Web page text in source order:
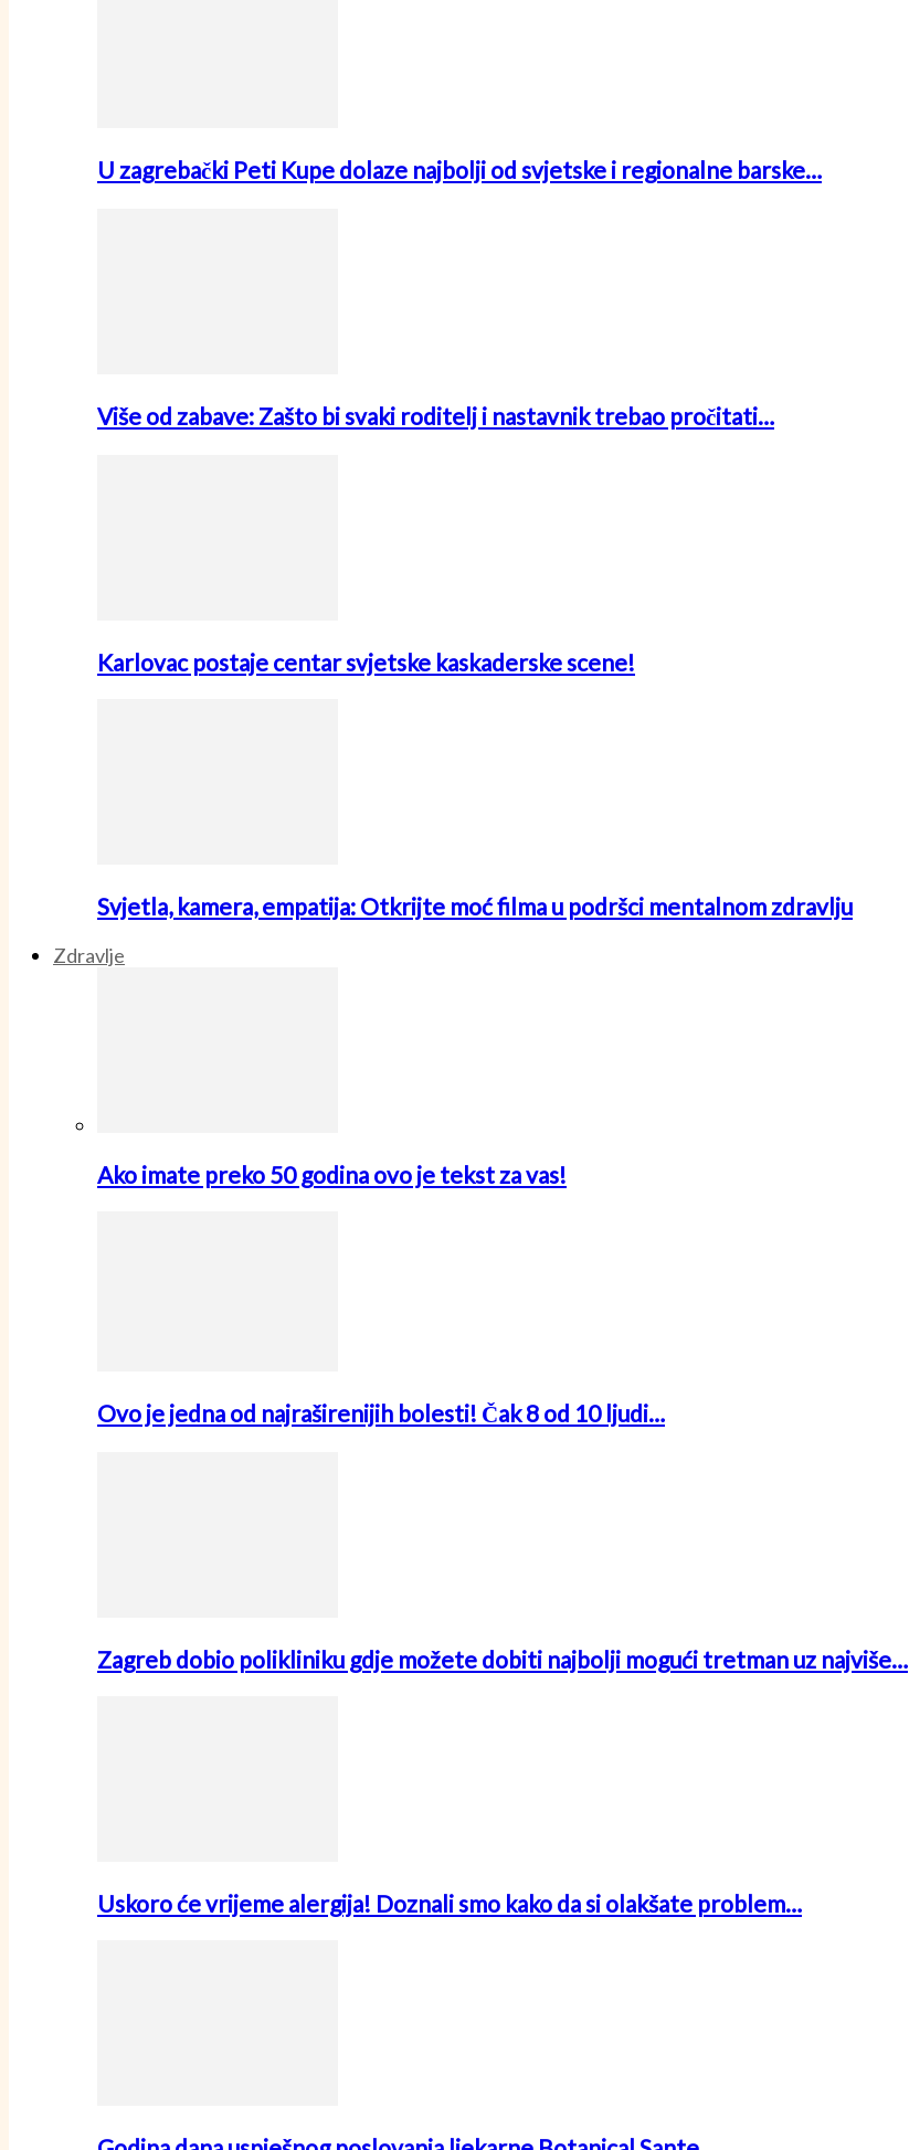
U zagrebački Peti Kupe dolaze najbolji od svjetske i regionalne barske…
Više od zabave: Zašto bi svaki roditelj i nastavnik trebao pročitati…
Karlovac postaje centar svjetske kaskaderske scene!
Svjetla, kamera, empatija: Otkrijte moć filma u podršci mentalnom zdravlju
Zdravlje
Ako imate preko 50 godina ovo je tekst za vas!
Ovo je jedna od najraširenijih bolesti! Čak 8 od 10 ljudi…
Zagreb dobio polikliniku gdje možete dobiti najbolji mogući tretman uz najviše…
Uskoro će vrijeme alergija! Doznali smo kako da si olakšate problem…